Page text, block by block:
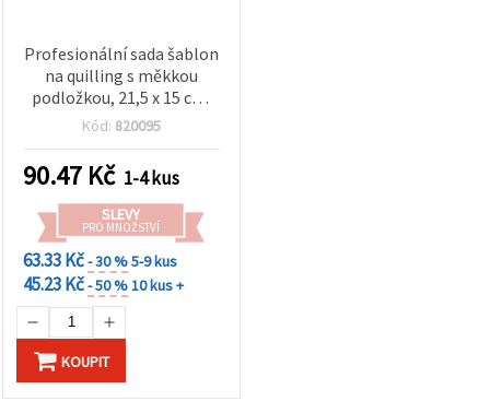
Profesionální sada šablon
na quilling s měkkou
podložkou, 21,5 x 15 cm,
obsahuje 6 kruhů (7–24
6 ks, EM ART
Kód: 820095
90.47 Kč 1-4 kus
SLEVY
PRO MNOŽSTVÍ
63.33 Kč- 30 %5-9 kus
45.23 Kč- 50 %10 kus +
KOUPIT